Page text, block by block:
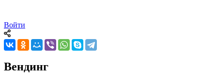
Войти
Вендинг